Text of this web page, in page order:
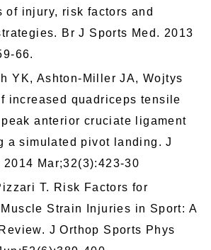
of injury, risk factors and
Br J Sports Med. 2013
66.
YK, Ashton-Miller JA, Wojtys
increased quadriceps tensile
anterior cruciate ligament
a simulated pivot landing. J
2014 Mar;32(3):423-30
T. Risk Factors for
Strain Injuries in Sport: A
J Orthop Sports Phys